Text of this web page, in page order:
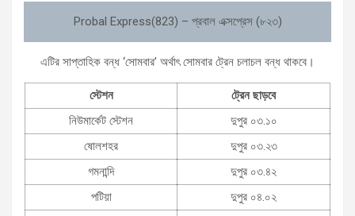
Probal Express(823) – প্রবাল এক্সপ্রেস (৮২৩)
এটির সাপ্তাহিক বন্ধ ‘সোমবার’ অর্থাৎ সোমবার ট্রেন চলাচল বন্ধ থাকবে।
স্টেশন
ট্রেন ছাড়বে
নিউমার্কেট স্টেশন
দুপুর ০৩.১০
ষোলশহর
দুপুর ০৩.২৩
গমনান্দি
দুপুর ০৩.৪২
পটিয়া
দুপুর ০৪.০২